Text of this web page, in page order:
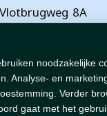
noodzakelijke
Analyse- en
Verder
gaat met het
Vlotbrugweg 8A
Flevoland
NL